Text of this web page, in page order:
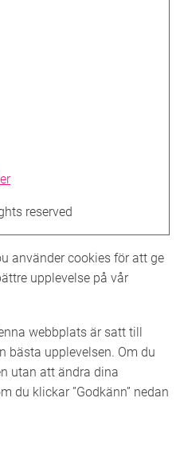
reserved
använder cookies för att ge
upplevelse på vår
webbplats är satt till
bästa upplevelsen. Om du
utan att ändra dina
du klickar ”Godkänn” nedan